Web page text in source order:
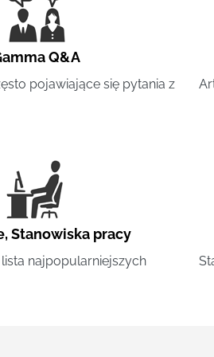
Q&A
pojawiające się pytania z
,Stanowiska pracy
lista najpopularniejszych